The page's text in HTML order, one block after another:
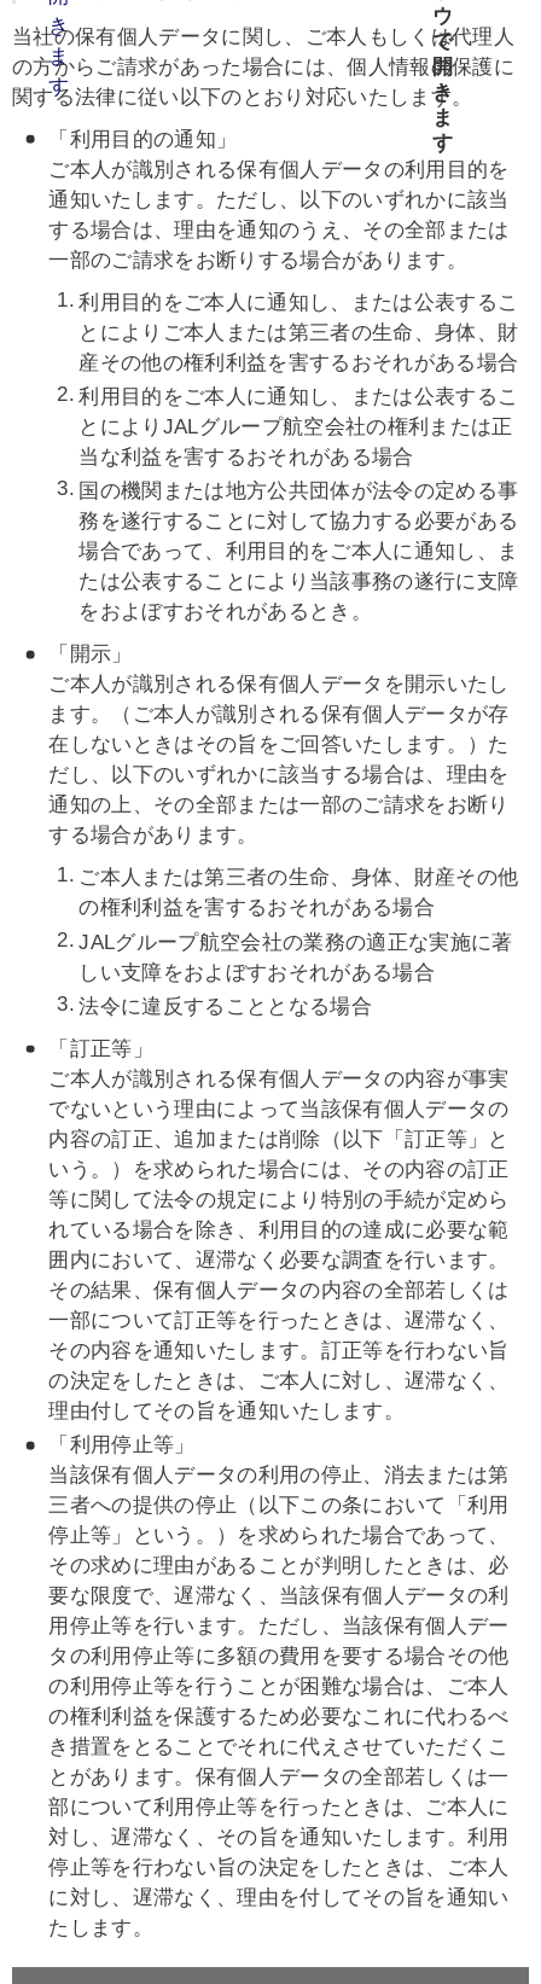
当社の保有個人データに関し、ご本人もしくは代理人
の方からご請求があった場合には、個人情報の保護に
関する法律に従い以下のとおり対応いたします。
「利用目的の通知」
ご本人が識別される保有個人データの利用目的を
通知いたします。ただし、以下のいずれかに該当
する場合は、理由を通知のうえ、その全部または
一部のご請求をお断りする場合があります。
利用目的をご本人に通知し、または公表するこ
とによりご本人または第三者の生命、身体、財
産その他の権利利益を害するおそれがある場合
利用目的をご本人に通知し、または公表するこ
とによりJALグループ航空会社の権利または正
当な利益を害するおそれがある場合
国の機関または地方公共団体が法令の定める事
務を遂行することに対して協力する必要がある
場合であって、利用目的をご本人に通知し、ま
たは公表することにより当該事務の遂行に支障
をおよぼすおそれがあるとき。
「開示」
ご本人が識別される保有個人データを開示いたし
ます。（ご本人が識別される保有個人データが存
在しないときはその旨をご回答いたします。）た
だし、以下のいずれかに該当する場合は、理由を
通知の上、その全部または一部のご請求をお断り
する場合があります。
ご本人または第三者の生命、身体、財産その他
の権利利益を害するおそれがある場合
JALグループ航空会社の業務の適正な実施に著
しい支障をおよぼすおそれがある場合
法令に違反することとなる場合
「訂正等」
ご本人が識別される保有個人データの内容が事実
でないという理由によって当該保有個人データの
内容の訂正、追加または削除（以下「訂正等」と
いう。）を求められた場合には、その内容の訂正
等に関して法令の規定により特別の手続が定めら
れている場合を除き、利用目的の達成に必要な範
囲内において、遅滞なく必要な調査を行います。
その結果、保有個人データの内容の全部若しくは
一部について訂正等を行ったときは、遅滞なく、
その内容を通知いたします。訂正等を行わない旨
の決定をしたときは、ご本人に対し、遅滞なく、
理由付してその旨を通知いたします。
「利用停止等」
当該保有個人データの利用の停止、消去または第
三者への提供の停止（以下この条において「利用
停止等」という。）を求められた場合であって、
その求めに理由があることが判明したときは、必
要な限度で、遅滞なく、当該保有個人データの利
用停止等を行います。ただし、当該保有個人デー
タの利用停止等に多額の費用を要する場合その他
の利用停止等を行うことが困難な場合は、ご本人
の権利利益を保護するため必要なこれに代わるべ
き措置をとることでそれに代えさせていただくこ
とがあります。保有個人データの全部若しくは一
部について利用停止等を行ったときは、ご本人に
対し、遅滞なく、その旨を通知いたします。利用
停止等を行わない旨の決定をしたときは、ご本人
に対し、遅滞なく、理由を付してその旨を通知い
たします。